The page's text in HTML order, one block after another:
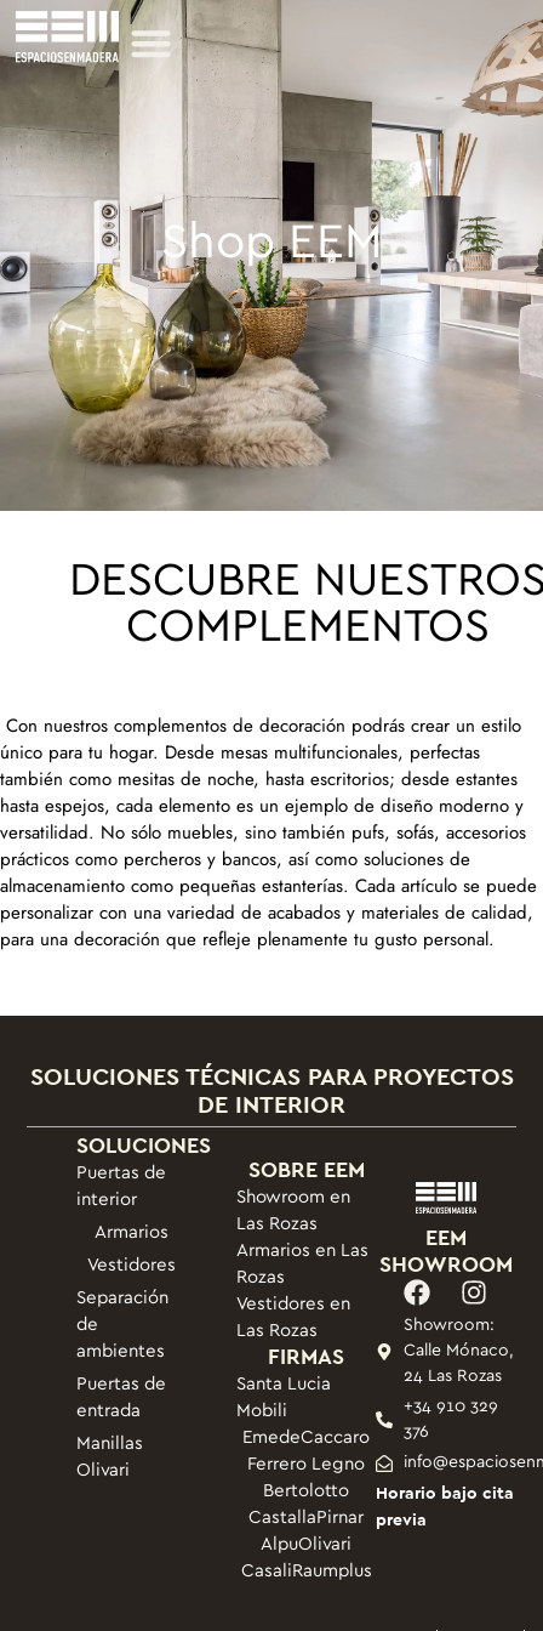
Shop EEM
DESCUBRE
COMPLEMENTOS
Con nuestros complementos de decoración podrás crear un estilo
único para tu hogar. Desde mesas multifuncionales, perfectas
también como mesitas de noche, hasta escritorios; desde estantes
hasta espejos, cada elemento es un ejemplo de diseño moderno y
versatilidad. No sólo muebles, sino también pufs, sofás, accesorios
prácticos como percheros y bancos, así como soluciones de
almacenamiento como pequeñas estanterías. Cada artículo se puede
personalizar con una variedad de acabados y materiales de calidad,
para una decoración que refleje plenamente tu gusto personal.
SOLUCIONES TÉCNICAS PARA PROYECTOS
DE INTERIOR
SOLUCIONES
Puertas de
interior
Armarios
Vestidores
Separación
de
ambientes
Puertas de
entrada
Manillas
Olivari
SOBRE EEM
Showroom en
Las Rozas
Armarios en Las
Rozas
Vestidores en
Las Rozas
FIRMAS
Santa Lucia
Mobili
EmedeCaccaro
Ferrero Legno
Bertolotto
CastallaPirnar
AlpuOlivari
CasaliRaumplus
EEM
SHOWROOM
Showroom:
Calle Mónaco,
24 Las Rozas
+34 910 329
376
Horario bajo cita
previa